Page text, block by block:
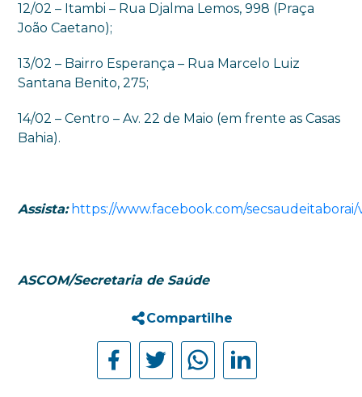
12/02 – Itambi – Rua Djalma Lemos, 998 (Praça
João Caetano);
13/02 – Bairro Esperança – Rua Marcelo Luiz
Santana Benito, 275;
14/02 – Centro – Av. 22 de Maio (em frente as Casas
Bahia).
Assista: https://www.facebook.com/secsaudeitaborai/
ASCOM/Secretaria de Saúde
Compartilhe